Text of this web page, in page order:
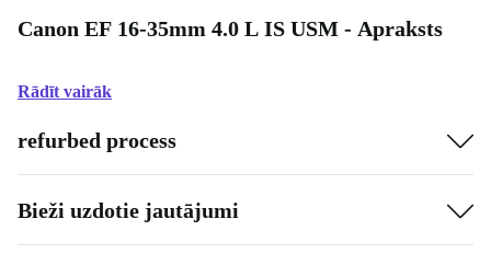
Canon EF 16-35mm 4.0 L IS USM - Apraksts
Rādīt vairāk
refurbed process
Bieži uzdotie jautājumi